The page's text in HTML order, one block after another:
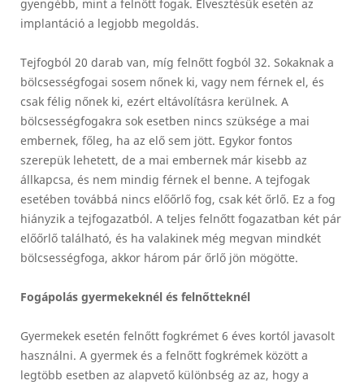
gyengébb, mint a felnőtt fogak. Elvesztésük esetén az
implantáció a legjobb megoldás.
Tejfogból 20 darab van, míg felnőtt fogból 32. Sokaknak a
bölcsességfogai sosem nőnek ki, vagy nem férnek el, és
csak félig nőnek ki, ezért eltávolításra kerülnek. A
bölcsességfogakra sok esetben nincs szüksége a mai
embernek, főleg, ha az elő sem jött. Egykor fontos
szerepük lehetett, de a mai embernek már kisebb az
állkapcsa, és nem mindig férnek el benne. A tejfogak
esetében továbbá nincs előőrlő fog, csak két őrlő. Ez a fog
hiányzik a tejfogazatból. A teljes felnőtt fogazatban két pár
előőrlő található, és ha valakinek még megvan mindkét
bölcsességfoga, akkor három pár őrlő jön mögötte.
Fogápolás gyermekeknél és felnőtteknél
Gyermekek esetén felnőtt fogkrémet 6 éves kortól javasolt
használni. A gyermek és a felnőtt fogkrémek között a
legtöbb esetben az alapvető különbség az az, hogy a